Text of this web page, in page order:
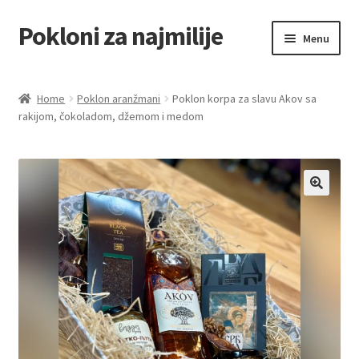
Skip
to
Skip
to
Pokloni za najmilije Menu
Akcija za dan zaljubljenih
Baloni
Blog
Čaj i kafa
Checkout
Home Poklon aranžmani
Poklon korpa za slavu Akov sa
rakijom, čokoladom, džemom i medom